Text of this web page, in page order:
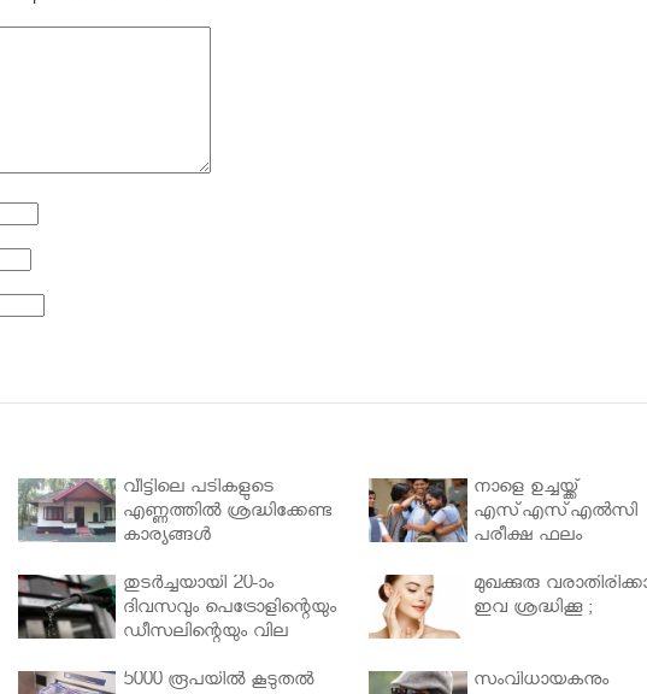
വീട്ടിലെ പടികളുടെ
എണ്ണത്തിൽ ശ്രദ്ധിക്കേണ്ട
കാര്യങ്ങൾ
നാളെ ഉച്ചയ്ക്ക്
എസ്എസ്എല്‍സി
പരീക്ഷ ഫലം
തുടർച്ചയായി 20-ാം
ദിവസവും പെട്രോളിന്റെയും
ഡീസലിന്റെയും വില
മുഖക്കുരു
ഇവ ശ്രദ്ധിക്കൂ ;
5000 രൂപയിൽ കൂടുതൽ
സംവിധായകനും